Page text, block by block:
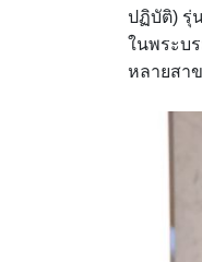
ปฏิบัติ) รุ่
ในพระบ
หลายสา